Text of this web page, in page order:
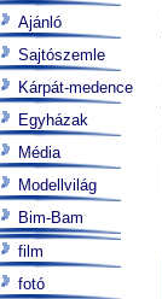
Ajánló
Sajtószemle
Kárpát-medence
Egyházak
Média
Modellvilág
Bim-Bam
film
fotó